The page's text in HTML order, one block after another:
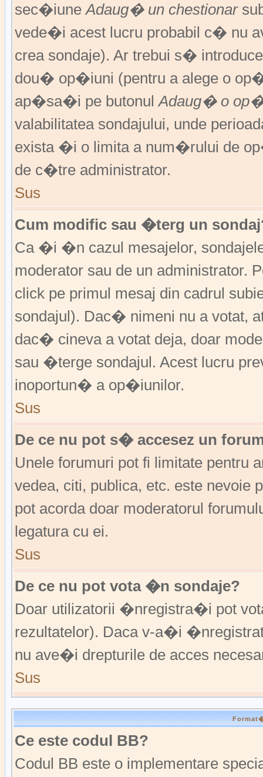
sec�iuneAdaug� un chestionar
vede�i acest lucru probabil c� nu
crea sondaje). Ar trebui s�
dou� op�iuni (pentru a alege o
ap�sa�i pe butonulAdaug� o
valabilitatea sondajului, unde
exista �i o limita a num�rului de
de c�tre administrator.
Sus
Cum modific sau �terg un
Ca �i �n cazul mesajelor,
moderator sau de un administrator.
click pe primul mesaj din cadrul
sondajul). Dac� nimeni nu a
dac� cineva a votat deja, doar
sau �terge sondajul. Acest lucru
inoportun� a op�iunilor.
Sus
De ce nu pot s� accesez un
Unele forumuri pot fi limitate pentru
vedea, citi, publica, etc. este
pot acorda doar moderatorul
legatura cu ei.
Sus
De ce nu pot vota �n sondaje?
Doar utilizatorii �nregistra�i pot
rezultatelor). Daca v-a�i
nu ave�i drepturile de acces
Sus
Ce este codul BB?
Codul BB este o implementare